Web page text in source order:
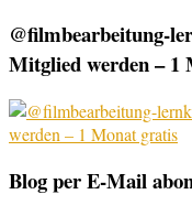
@filmbearbeitung-
Mitglied werden – 1
Blog per E-Mail